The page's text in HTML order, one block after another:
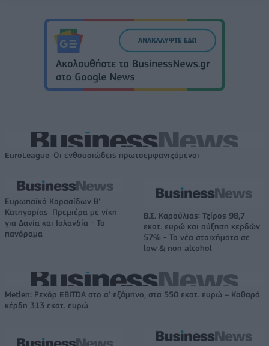
EuroLeague: Οι ενθουσιώδεις πρωτοεμφανιζόμενοι
Ευρωπαϊκό Κορασίδων Β'
Κατηγορίας: Πρεμιέρα με νίκη
για Δανία και Ισλανδία - Το
πανόραμα
Β.Σ. Καρούλιας: Τζίρος 98,7
εκατ. ευρώ και αύξηση κερδών
57% - Τα νέα στοιχήματα σε
low & non alcohol
Metlen: Ρεκόρ EBITDA στο α' εξάμηνο, στα 550 εκατ. ευρώ – Καθαρά
κέρδη 313 εκατ. ευρώ